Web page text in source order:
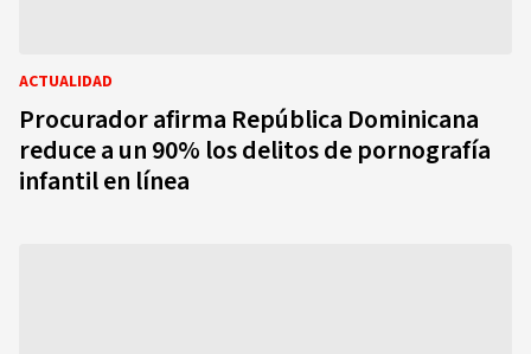
ACTUALIDAD
Procurador afirma República Dominicana
reduce a un 90% los delitos de pornografía
infantil en línea